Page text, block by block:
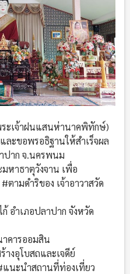
ะเจ้าฝนแสนห่านาคพิทักษ์)
ละขอพรอธิฐานให้สำเร็จผล
ปาก จ.นครพนม
มหาธาตุวังจาน เพื่อ
#ตามดำริของ เจ้าอาวาสวัด
อำเภอปลาปาก จังหวัด
คารออมสิน
งอุโบสถและเจดีย์
แนะนำสถานที่ท่องเที่ยว